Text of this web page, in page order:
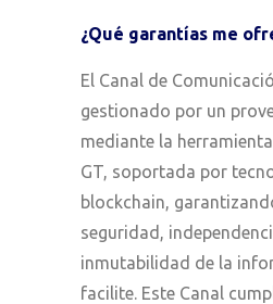
¿Qué garantías me
El Canal de
gestionado por un
mediante la
GT, soportada por
blockchain,
seguridad,
inmutabilidad de la
facilite. Este Canal